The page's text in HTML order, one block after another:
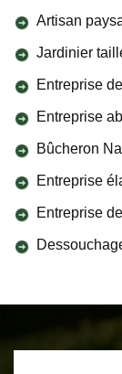
Artisan
Jardinier
Entreprise
Entreprise
Bûcheron
Entreprise
Entreprise